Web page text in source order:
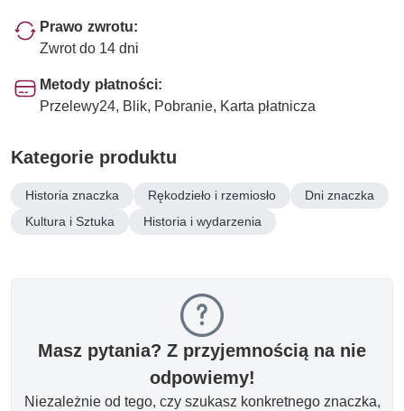
Prawo zwrotu:
Zwrot do 14 dni
Metody płatności:
Przelewy24, Blik, Pobranie, Karta płatnicza
Kategorie produktu
Historia znaczka Rękodzieło i rzemiosło
Dni znaczka
Kultura i Sztuka
Historia i wydarzenia
Masz pytania? Z przyjemnością na nie
odpowiemy!
Niezależnie od tego, czy szukasz konkretnego znaczka,